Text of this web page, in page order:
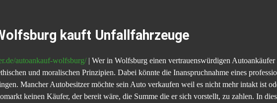
kauft Unfallfahrzeuge
autoankauf-wolfsburg/| Wer in Wolfsburg einen vertrauenswürdigen Autoankäufer
und moralischen Prinzipien. Dabei könnte die Inanspruchnahme eines
Mancher Autobesitzer möchte sein Auto verkaufen weil es nicht mehr intakt ist
keinen Käufer, der bereit wäre, die Summe die er sich vorstellt, zu zahlen. In